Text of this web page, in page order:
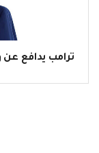
ترامب يدافع